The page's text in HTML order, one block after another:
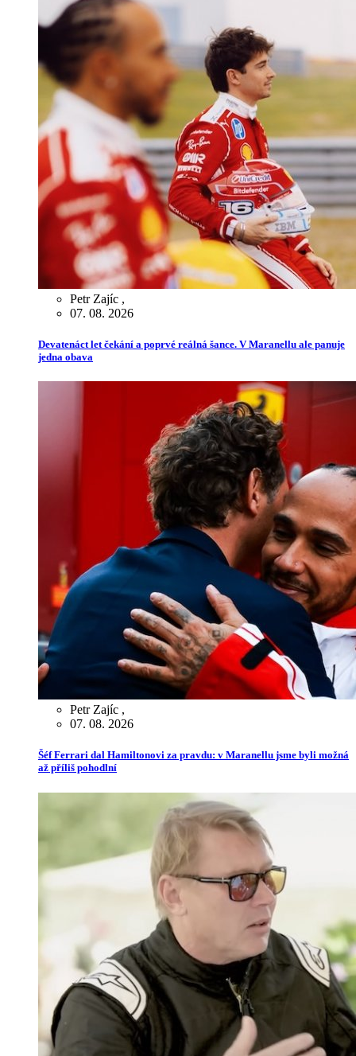
Petr Zajíc ,
07. 08. 2026
Devatenáct let čekání a poprvé reálná šance. V Maranellu ale panuje
jedna obava
Petr Zajíc ,
07. 08. 2026
Šéf Ferrari dal Hamiltonovi za pravdu: v Maranellu jsme byli možná
až příliš pohodlní